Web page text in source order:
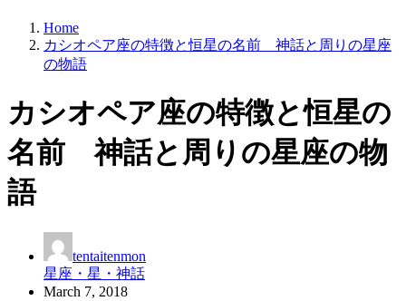
Home
カシオペア座の特徴と恒星の名前 神話と周りの星座
の物語
カシオペア座の特徴と恒星の
名前 神話と周りの星座の物
語
tentaitenmon
星座・星・神話
March 7, 2018